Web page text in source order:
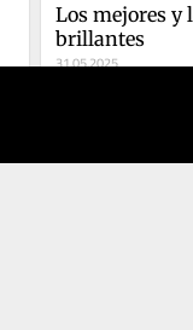
Los mejores y
brillantes
31.05.2025